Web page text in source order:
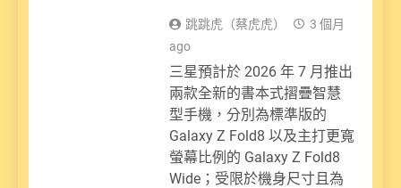
跳跳虎（蔡虎虎）
3 個月
ago
三星預計於 2026 年 7 月推出
兩款全新的書本式摺疊智慧
型手機，分別為標準版的
Galaxy Z Fold8 以及主打更寬
螢幕比例的 Galaxy Z Fold8
Wide；受限於機身尺寸且為